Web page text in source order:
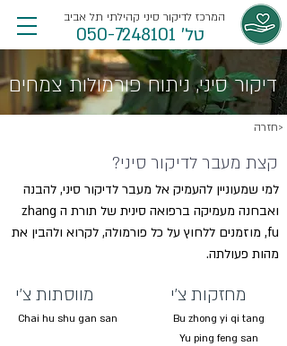
טל' 050-7248101
המרכז לדיקור סיני קהילתי תל אביב
דיקור סיני, ניתוח פורמולות צמחים
חזרה>
קצת מעבר לדיקור סיני?
למי שמעוניין להעמיק אל מעבר לדיקור סיני, להבנה
ואבחנה מעמיקה ברפואה סינית של תורת ה zhang
fu, מוזמנים ללחוץ על כל פורמולה, לקרוא ולהבין את
מהות פעולתה.
מווסתות צ'י
Chai hu shu gan san
מחזקות צ'י
Bu zhong yi qi tang
Yu ping feng san